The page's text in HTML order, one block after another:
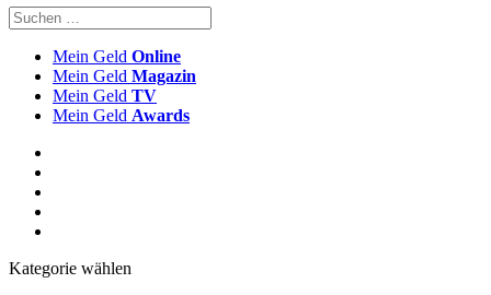
Mein Geld Online
Mein Geld Magazin
Mein Geld TV
Mein Geld Awards
Kategorie wählen